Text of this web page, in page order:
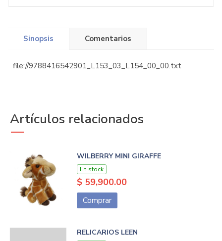
Sinopsis Comentarios
file://9788416542901_L153_03_L154_00_00.txt
Artículos relacionados
WILBERRY MINI GIRAFFE
En stock
$ 59,900.00
Comprar
RELICARIOS LEEN